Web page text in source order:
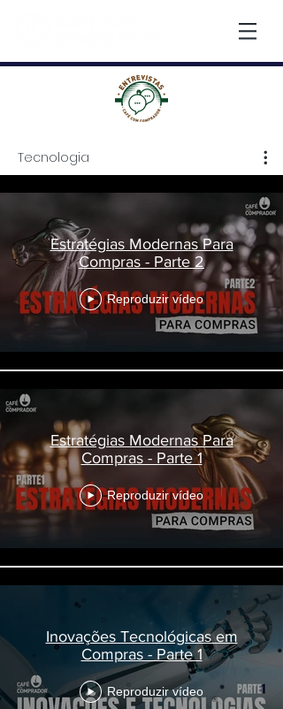
Tecnologia
Tecnologia
Estratégias Modernas Para
Compras - Parte 2
Reproduzir vídeo
Estratégias Modernas Para
Compras - Parte 1
Reproduzir vídeo
Inovações Tecnológicas em
Compras - Parte 1
Reproduzir vídeo